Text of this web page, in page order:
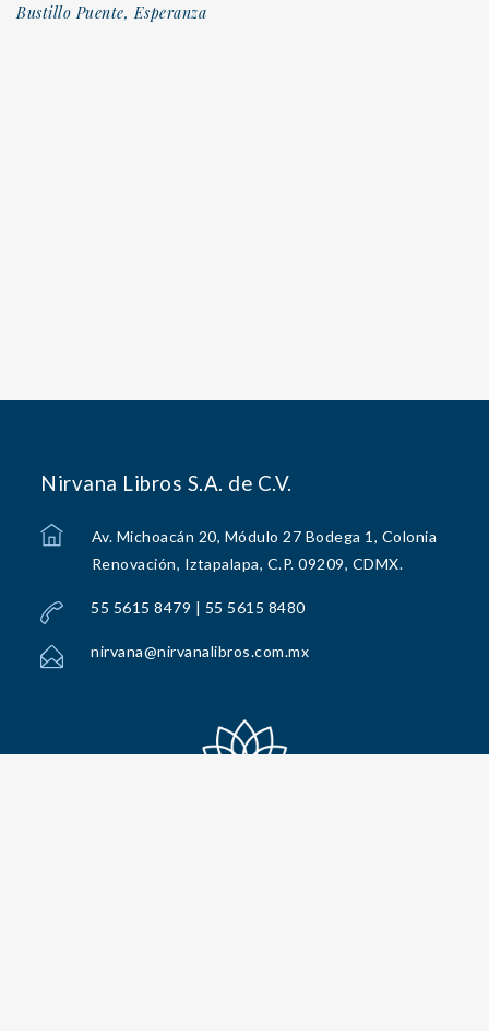
Bustillo Puente, Esperanza
Nirvana Libros S.A. de C.V.
Av. Michoacán 20, Módulo 27 Bodega 1, Colonia
Renovación, Iztapalapa, C.P. 09209, CDMX.
55 5615 8479 | 55 5615 8480
nirvana@nirvanalibros.com.mx